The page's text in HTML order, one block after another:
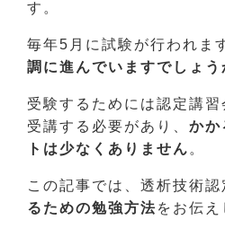
す。
毎年5月に試験が行われま
調に進んでいますでしょう
受験するためには認定講
受講する必要があり、 かか
トは少なくありません 。
この記事では、透析技術認
るための勉強方法をお伝え